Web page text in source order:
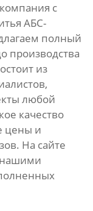
с
АБС-
полный
производства
из
любой
качество
цены и
На сайте
нашими